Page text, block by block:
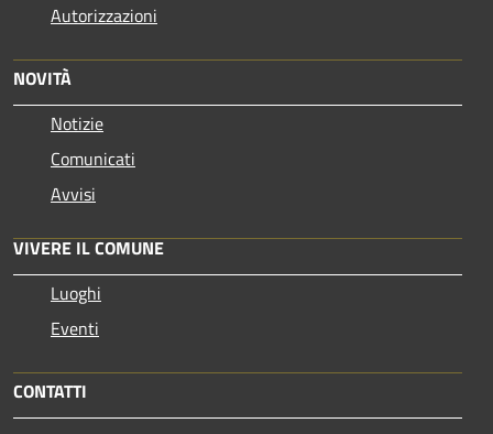
Autorizzazioni
NOVITÀ
Notizie
Comunicati
Avvisi
VIVERE IL COMUNE
Luoghi
Eventi
CONTATTI